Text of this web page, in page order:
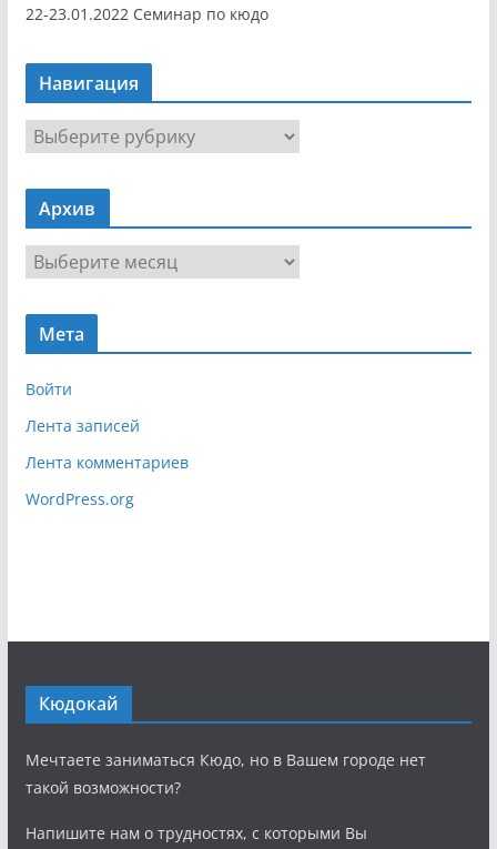
22-23.01.2022 Семинар по кюдо
Навигация
Н
а
в
г
я
Архив
р
х
Мета
Войти
Лента записей
Лента комментариев
WordPress.org
Кюдокай
Мечтаете заниматься Кюдо, но в Вашем городе нет
такой возможности?
Напишите нам о трудностях, с которыми Вы